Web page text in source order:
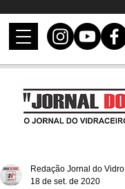
Redação Jornal do Vidro
18 de set. de 2020